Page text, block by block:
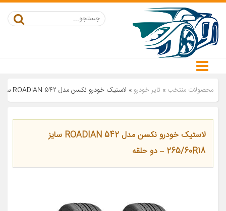
محصولات منتخب » تایر خودرو » لاستیک خودرو نکسن مدل ROADIAN 542 سایز 265/60R18 – دو حلقه
لاستیک خودرو نکسن مدل ROADIAN 542 سایز
265/60R18 – دو حلقه